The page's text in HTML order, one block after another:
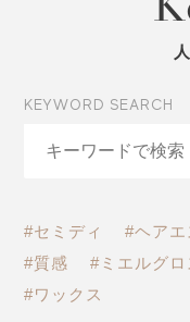
KEYWORD SEARCH
#セミディ #ヘアエ
#質感
#ミエルグ
#ワックス